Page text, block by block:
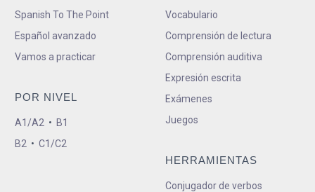
Spanish To The Point
Español avanzado
Vamos a practicar
POR NIVEL
A1/A2 • B1
B2 • C1/C2
Vocabulario
Comprensión de lectura
Comprensión auditiva
Expresión escrita
Exámenes
Juegos
HERRAMIENTAS
Conjugador de verbos